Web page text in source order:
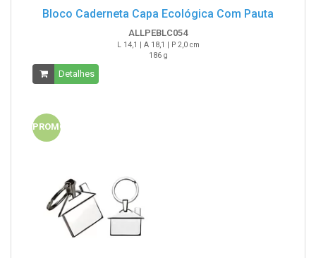
Bloco Caderneta Capa Ecológica Com Pauta
ALLPEBLC054
L 14,1 | A 18,1 | P 2,0 cm
186 g
Detalhes
PROMO